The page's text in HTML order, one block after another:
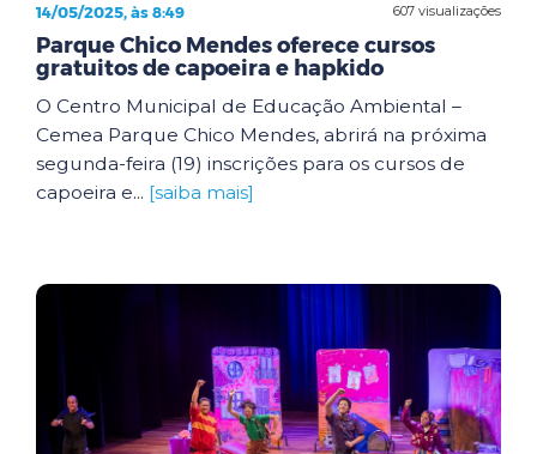
607 visualizações
14/05/2025, às 8:49
Parque Chico Mendes oferece cursos
gratuitos de capoeira e hapkido
O Centro Municipal de Educação Ambiental –
Cemea Parque Chico Mendes, abrirá na próxima
segunda-feira (19) inscrições para os cursos de
capoeira e... [saiba mais]